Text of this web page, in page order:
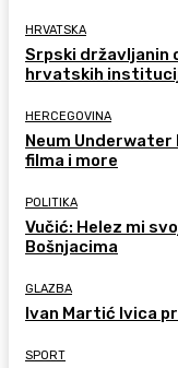
HRVATSKA
Srpski državljanin
hrvatskih
HERCEGOVINA
Neum
filma i more
POLITIKA
Vučić: Helez mi
Bošnjacima
GLAZBA
Ivan Martić Ivica
SPORT